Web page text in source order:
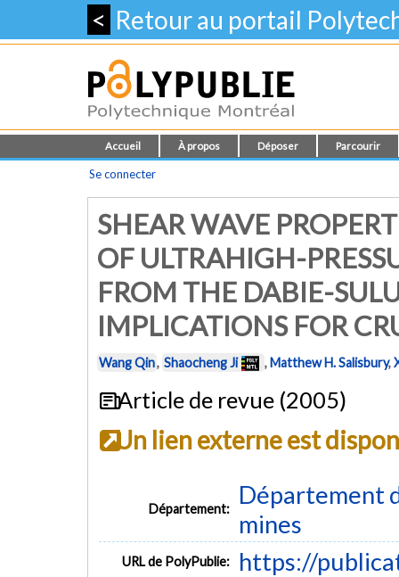
< Retour au portail
Accueil À propos Déposer Parcourir
Se connecter
SHEAR WAVE
OF ULTRAHIGH-
FROM THE DABIE-
IMPLICATIONS FOR
Wang Qin, Shaocheng Ji ,Matthew H. Salisbury,
Article de revue (2005)
Un lien externe est
Département:
Département
mines
URL de PolyPublie: https://